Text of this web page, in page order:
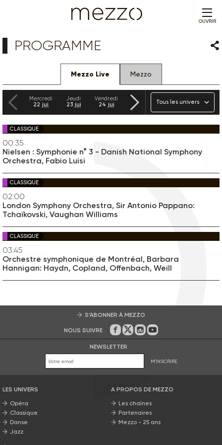
OUVRIR
PROGRAMME
Mezzo Live Mezzo
Précédent Suivant
Mercredi
22 jui
Jeudi
23 jui
Vendredi
24 jui
Samedi
25
Dimanche
26jui 27jui
Univers
CLASSIQUE
00:35
Nielsen : Symphonie n° 3 - Danish National Symphony
Orchestra, Fabio Luisi
CLASSIQUE
02:00
London Symphony Orchestra, Sir Antonio Pappano:
Tchaïkovski, Vaughan Williams
CLASSIQUE
03:45
Orchestre symphonique de Montréal, Barbara
Hannigan: Haydn, Copland, Offenbach, Weill
S’ABONNER À MEZZO
NOUS SUIVRE Sur Facebook
Sur Twitter
Sur Instagram
Sur Youtube
NEWSLETTER
M'INSCRIRE
LES UNIVERS
Opéra
Classique
Danse
Jazz
A PROPOS DE MEZZO
Les chaînes
Partenaires
Mezzo - 25 ans